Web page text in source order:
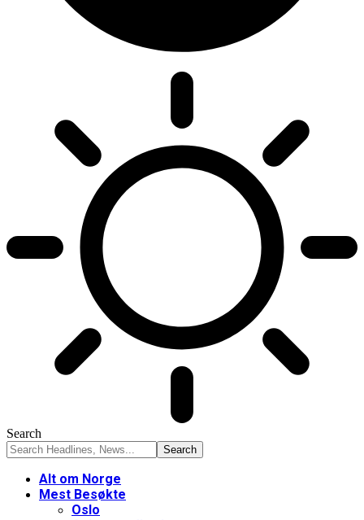
Search
Alt om Norge
Mest Besøkte
Oslo